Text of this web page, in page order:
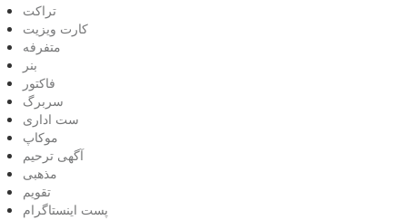
تراکت
کارت ویزیت
متفرفه
بنر
فاکتور
سربرگ
ست اداری
موکاپ
آگهی ترحیم
مذهبی
تقویم
پست اینستاگرام